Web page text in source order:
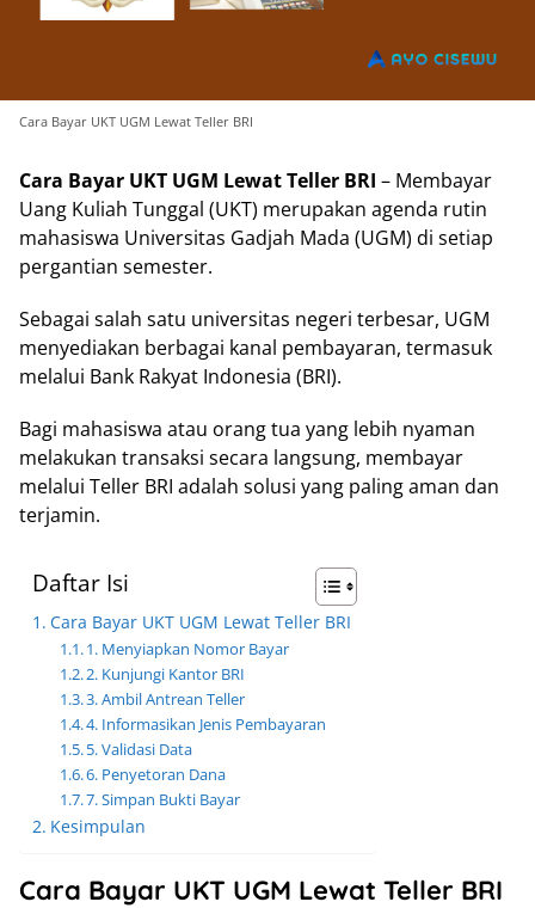
Cara Bayar UKT UGM Lewat Teller BRI
Cara Bayar UKT UGM Lewat Teller BRI – Membayar
Uang Kuliah Tunggal (UKT) merupakan agenda rutin
mahasiswa Universitas Gadjah Mada (UGM) di setiap
pergantian semester.
Sebagai salah satu universitas negeri terbesar, UGM
menyediakan berbagai kanal pembayaran, termasuk
melalui Bank Rakyat Indonesia (BRI).
Bagi mahasiswa atau orang tua yang lebih nyaman
melakukan transaksi secara langsung, membayar
melalui Teller BRI adalah solusi yang paling aman dan
terjamin.
Daftar Isi
Cara Bayar UKT UGM Lewat Teller BRI
1. Menyiapkan Nomor Bayar
2. Kunjungi Kantor BRI
3. Ambil Antrean Teller
4. Informasikan Jenis Pembayaran
5. Validasi Data
6. Penyetoran Dana
7. Simpan Bukti Bayar
Kesimpulan
Cara Bayar UKT UGM Lewat Teller BRI